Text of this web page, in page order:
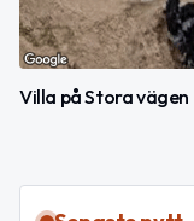
Villa på Stora